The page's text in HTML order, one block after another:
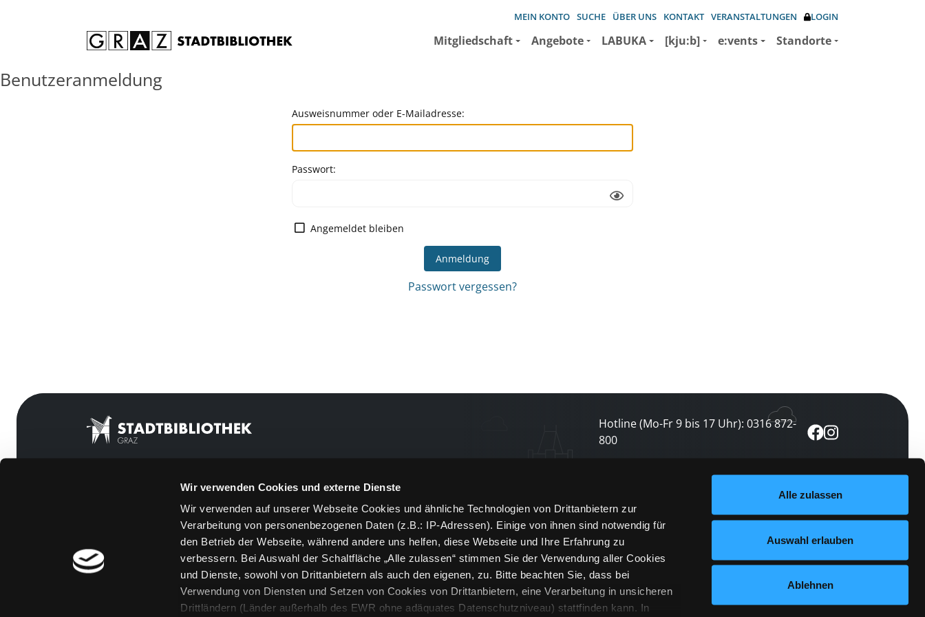
Wir verwenden Cookies und externe Dienste
Wir verwenden auf unserer Webseite Cookies und ähnliche Technologien von Drittanbietern zur
Verarbeitung von personenbezogenen Daten (z.B.: IP-Adressen). Einige von ihnen sind notwendig für
den Betrieb der Webseite, während andere uns helfen, diese Webseite und Ihre Erfahrung zu
verbessern. Bei Auswahl der Schaltfläche „Alle zulassen“ stimmen Sie der Verwendung aller Cookies
und Dienste, sowohl von Drittanbietern als auch den eigenen, zu. Bitte beachten Sie, dass bei
Verwendung von Diensten und Setzen von Cookies von Drittanbietern, eine Verarbeitung in unsicheren
Drittländern (Länder außerhalb des EWR ohne adäquates Datenschutzniveau) stattfinden kann. In
Alle zulassen
Auswahl erlauben
Ablehnen
MEIN KONTO SUCHE ÜBER UNS KONTAKT VERANSTALTUNGEN LOGIN
Mitgliedschaft Angebote LABUKA [kju:b] e:vents Standorte
Benutzeranmeldung
Ausweisnummer oder E-Mailadresse:
Passwort:
Angemeldet bleiben
Passwort vergessen?
Hotline (Mo-Fr 9 bis 17 Uhr): 0316 872-
800
[kju:b]
Feedback
Kontakt
Über uns
Jobs
Medienwunsch
FAQs
Newsletter abonnieren
und keine Veranstaltung verpassen
jetzt abonnieren